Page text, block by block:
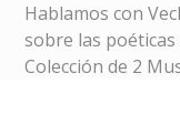
Hablamos con
sobre las poéticas
Colección de 2